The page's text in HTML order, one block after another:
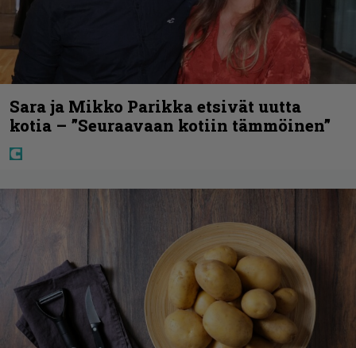
Sara ja Mikko Parikka etsivät uutta
kotia – ”Seuraavaan kotiin tämmöinen”